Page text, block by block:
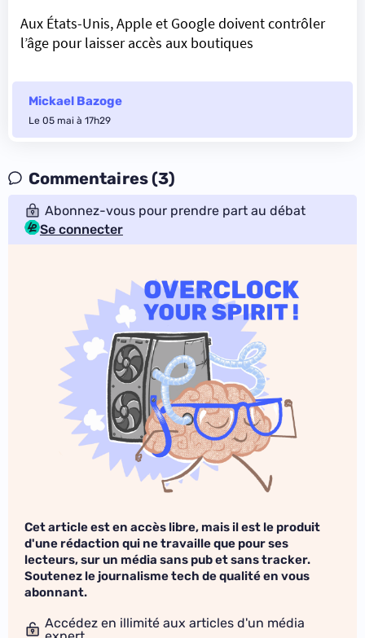
Aux États-Unis, Apple et Google doivent contrôler
l’âge pour laisser accès aux boutiques
Mickael Bazoge
Le 05 mai à 17h29
Commentaires (3)
Abonnez-vous pour prendre part au débat
Se connecter
Cet article est en accès libre, mais il est le produit
d'une rédaction qui ne travaille que pour ses
lecteurs, sur un média sans pub et sans tracker.
Soutenez le journalisme tech de qualité en vous
abonnant.
Accédez en illimité aux articles d'un média